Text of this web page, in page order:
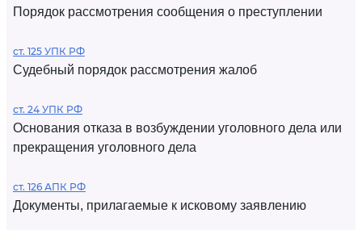
Порядок рассмотрения сообщения о преступлении
ст. 125 УПК РФ
Судебный порядок рассмотрения жалоб
ст. 24 УПК РФ
Основания отказа в возбуждении уголовного дела или
прекращения уголовного дела
ст. 126 АПК РФ
Документы, прилагаемые к исковому заявлению